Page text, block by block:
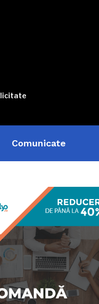
Comunicate